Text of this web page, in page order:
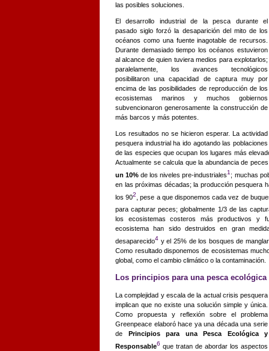
las posibles soluciones.
El desarrollo industrial de la pesca durante el
pasado siglo forzó la desaparición del mito de los
océanos como una fuente inagotable de recursos.
Durante demasiado tiempo los océanos estuvieron
al alcance de quien tuviera medios para explotarlos;
paralelamente, los avances tecnológicos
posibilitaron una capacidad de captura muy por
encima de las posibilidades de reproducción de los
ecosistemas marinos y muchos gobiernos
subvencionaron generosamente la construcción de
más barcos y más potentes.
Los resultados no se hicieron esperar. La actividad
pesquera industrial ha ido agotando las poblaciones
de las especies que ocupan los lugares más
Actualmente se calcula que la abundancia de
un 10% de los niveles pre-industriales1 ; muchas
en las próximas décadas; la producción pesquera
los 902
, pese a que disponemos cada vez de
para capturar peces; globalmente 1/3 delas
los ecosistemas costeros másproductivos y
ecosistema han sido destruidos en gran
desaparecido4 y el 25% de los bosques de
Como resultado disponemos de ecosistemas
global, como el cambio climático o la contaminación.
Los principios para una pesca ecológica
La complejidad y escala dela actual crisis pesquera
implican que no existe una solución simple y única.
Como propuesta y reflexión sobre el problema
Greenpeace elaboró hace ya una década una serie
de Principios para una Pesca Ecológica y
Responsable6 que tratan de abordar los aspectos